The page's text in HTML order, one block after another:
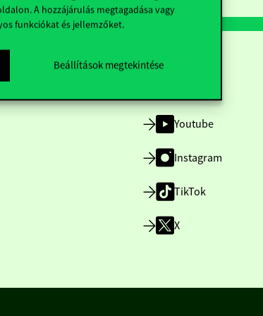
A hozzájárulás megtagadása vagy
funkciókat és jellemzőket.
Beállítások megtekintése
Youtube
Instagram
TikTok
X